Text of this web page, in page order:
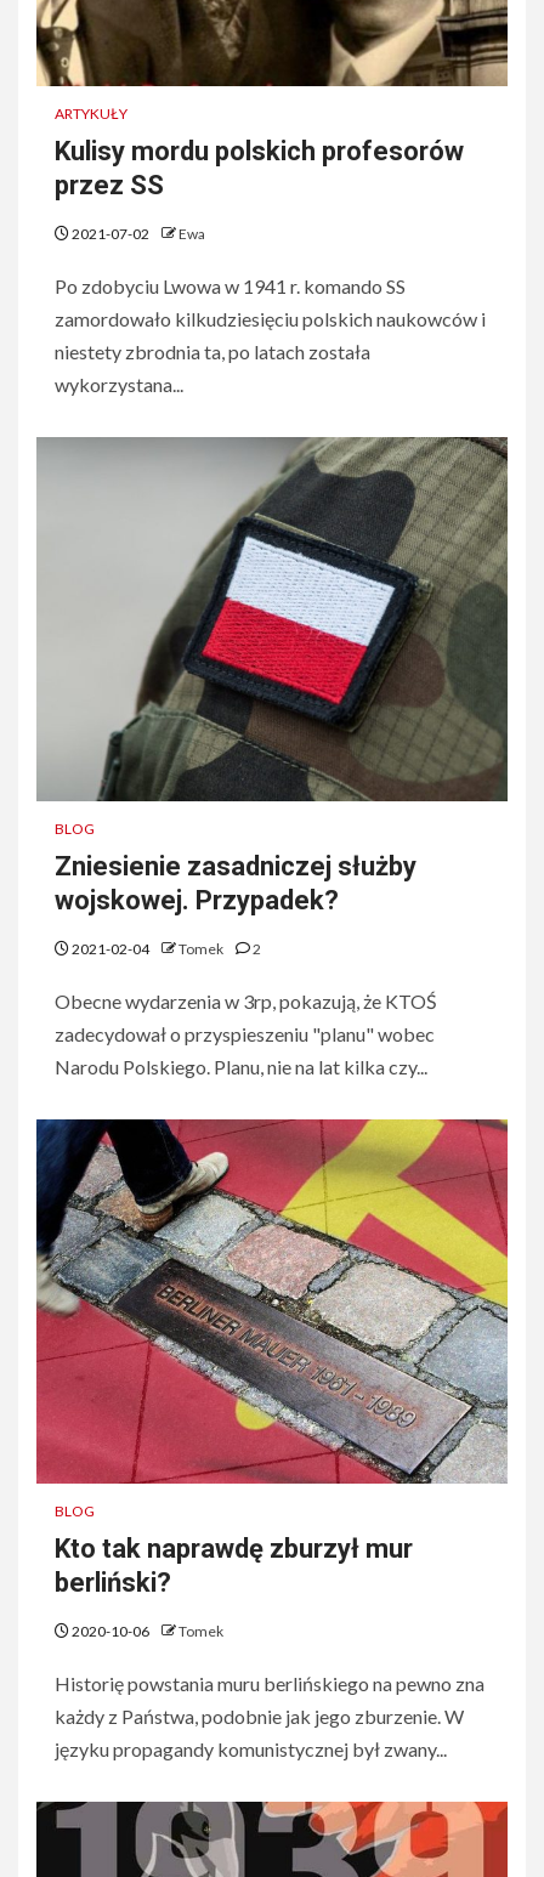
ARTYKUŁY
Kulisy mordu polskich profesorów
przez SS
2021-07-02 Ewa
Po zdobyciu Lwowa w 1941 r. komando SS
zamordowało kilkudziesięciu polskich naukowców i
niestety zbrodnia ta, po latach została
wykorzystana...
BLOG
Zniesienie zasadniczej służby
wojskowej. Przypadek?
2021-02-04 Tomek 2
Obecne wydarzenia w 3rp, pokazują, że KTOŚ
zadecydował o przyspieszeniu "planu" wobec
Narodu Polskiego. Planu, nie na lat kilka czy...
BLOG
Kto tak naprawdę zburzył mur
berliński?
2020-10-06 Tomek
Historię powstania muru berlińskiego na pewno zna
każdy z Państwa, podobnie jak jego zburzenie. W
języku propagandy komunistycznej był zwany...